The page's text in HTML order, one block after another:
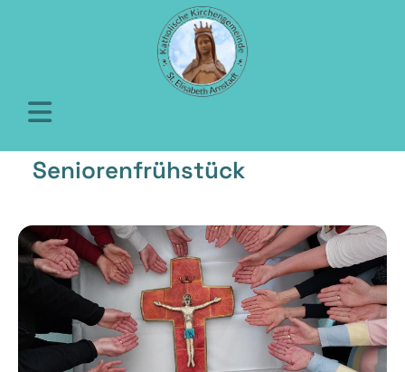
Seniorenfrühstück